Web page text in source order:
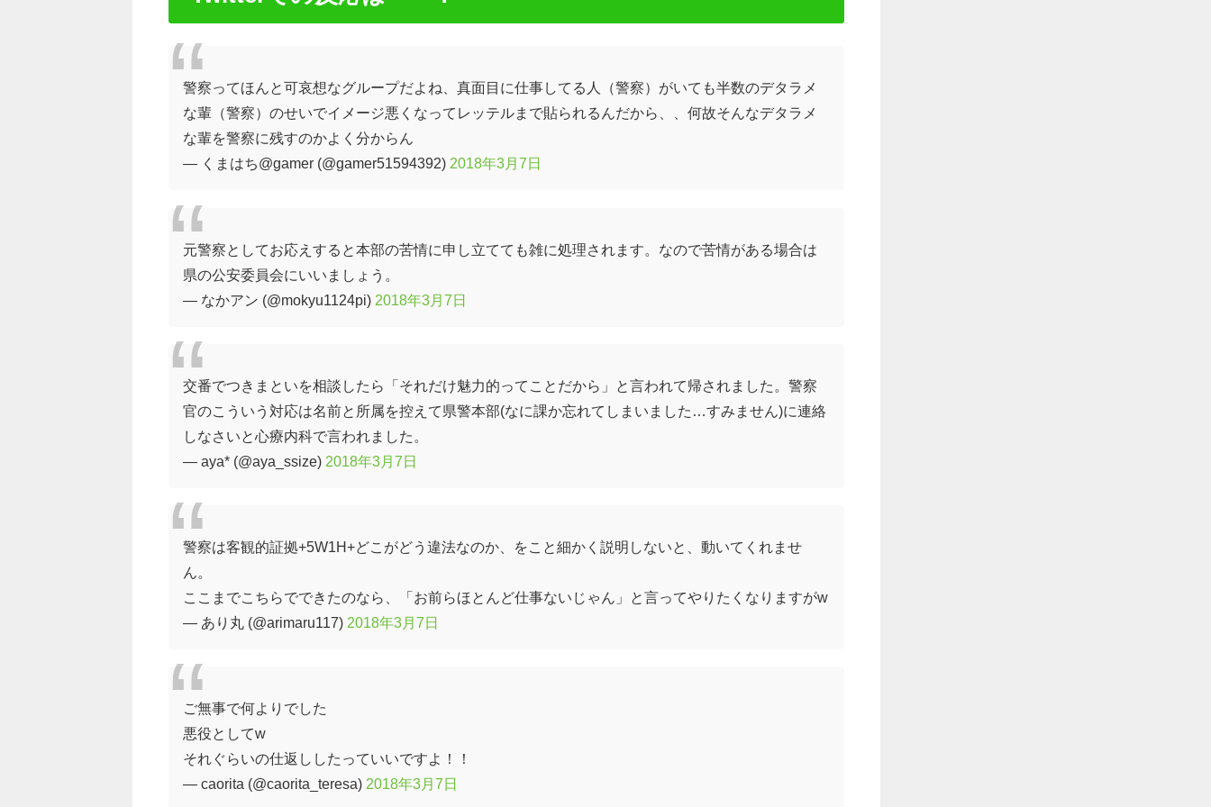
警察ってほんと可哀想なグループだよね、真面目に仕事してる人（警察）がいても半数のデタラメ
な輩（警察）のせいでイメージ悪くなってレッテルまで貼られるんだから、、何故そんなデタラメ
な輩を警察に残すのかよく分からん
— くまはち@gamer (@gamer51594392) 2018年3月7日
元警察としてお応えすると本部の苦情に申し立てても雑に処理されます。なので苦情がある場合は
県の公安委員会にいいましょう。
— なかアン (@mokyu1124pi) 2018年3月7日
交番でつきまといを相談したら「それだけ魅力的ってことだから」と言われて帰されました。警察
官のこういう対応は名前と所属を控えて県警本部(なに課か忘れてしまいました…すみません)に連絡
しなさいと心療内科で言われました。
— aya* (@aya_ssize) 2018年3月7日
警察は客観的証拠+5W1H+どこがどう違法なのか、をこと細かく説明しないと、動いてくれませ
ん。
ここまでこちらでできたのなら、「お前らほとんど仕事ないじゃん」と言ってやりたくなりますがw
— あり丸 (@arimaru117) 2018年3月7日
ご無事で何よりでした
悪役としてw
それぐらいの仕返ししたっていいですよ！！
— caorita (@caorita_teresa) 2018年3月7日